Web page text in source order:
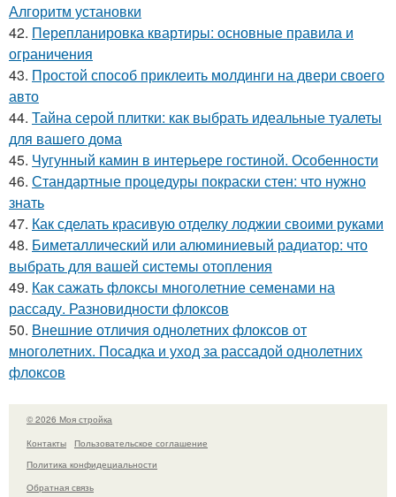
Алгоритм установки
42. Перепланировка квартиры: основные правила и
ограничения
43. Простой способ приклеить молдинги на двери своего
авто
44. Тайна серой плитки: как выбрать идеальные туалеты
для вашего дома
45. Чугунный камин в интерьере гостиной. Особенности
46. Стандартные процедуры покраски стен: что нужно
знать
47. Как сделать красивую отделку лоджии своими руками
48. Биметаллический или алюминиевый радиатор: что
выбрать для вашей системы отопления
49. Как сажать флоксы многолетние семенами на
рассаду. Разновидности флоксов
50. Внешние отличия однолетних флоксов от
многолетних. Посадка и уход за рассадой однолетних
флоксов
© 2026 Моя стройка
Контакты
Пользовательское соглашение
Политика конфидециальности
Обратная связь